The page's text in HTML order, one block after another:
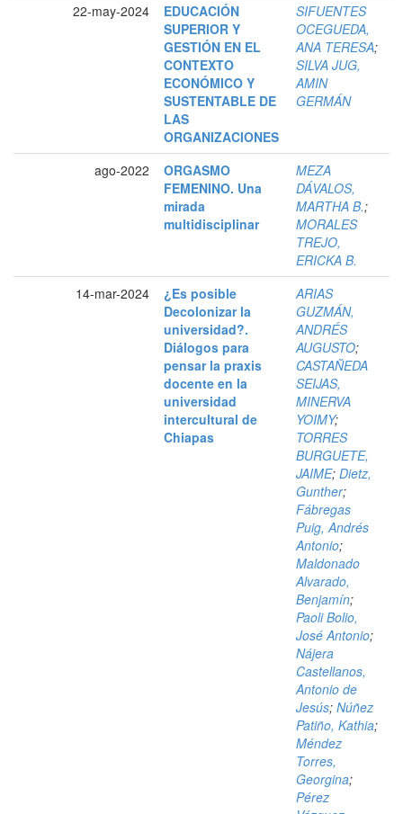
22-may-2024
EDUCACIÓN
SUPERIOR Y
GESTIÓN EN EL
CONTEXTO
ECONÓMICO Y
SUSTENTABLE DE
LAS
ORGANIZACIONES
SIFUENTES
OCEGUEDA,
ANA TERESA;
SILVA JUG,
AMIN
GERMÁN
ago-2022
ORGASMO
FEMENINO. Una
mirada
multidisciplinar
MEZA
DÁVALOS,
MARTHA B.;
MORALES
TREJO,
ERICKA B.
14-mar-2024
¿Es posible
Decolonizar la
universidad?.
Diálogos para
pensar la praxis
docente en la
universidad
intercultural de
Chiapas
ARIAS
GUZMÁN,
ANDRÉS
AUGUSTO;
CASTAÑEDA
SEIJAS,
MINERVA
YOIMY;
TORRES
BURGUETE,
JAIME; Dietz,
Gunther;
Fábregas
Puig, Andrés
Antonio;
Maldonado
Alvarado,
Benjamín;
Paoli Bolio,
José Antonio;
Nájera
Castellanos,
Antonio de
Jesús; Núñez
Patiño, Kathia;
Méndez
Torres,
Georgina;
Pérez